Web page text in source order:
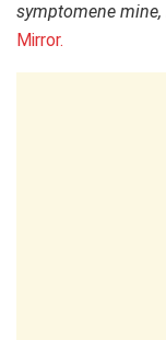
symptomene
Mirror.